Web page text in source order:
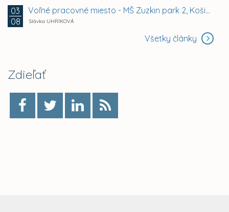
03
08
Voľné pracovné miesto - MŠ Zuzkin park 2, Košice -...
Slávka UHRÍKOVÁ
Všetky články
Zdieľať